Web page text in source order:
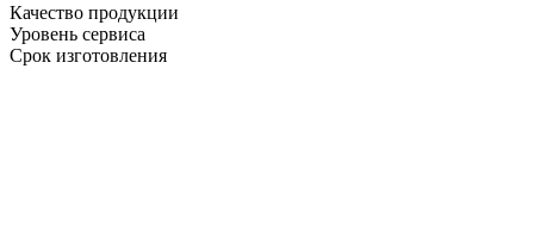
Качество продукции
Уровень сервиса
Срок изготовления